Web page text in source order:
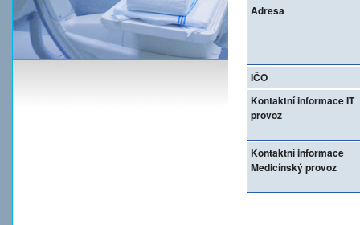
Adresa
IČO
Kontaktní informace IT
provoz
Kontaktní informace
Medicínský provoz